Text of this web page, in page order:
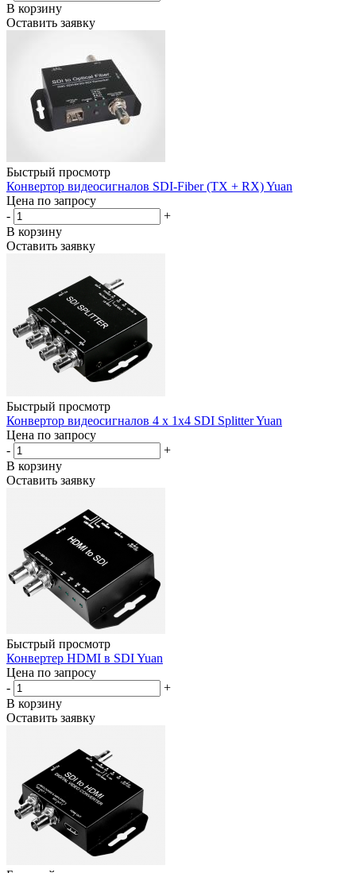
В корзину
Оставить заявку
Быстрый просмотр
Конвертор видеосигналов SDI-Fiber (TX + RX) Yuan
Цена по запросу
-
+
В корзину
Оставить заявку
Быстрый просмотр
Конвертор видеосигналов 4 x 1x4 SDI Splitter Yuan
Цена по запросу
-
+
В корзину
Оставить заявку
Быстрый просмотр
Конвертер HDMI в SDI Yuan
Цена по запросу
-
+
В корзину
Оставить заявку